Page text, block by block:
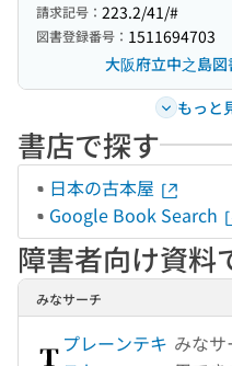
請求記号： 223.2/41/#
図書登録番号： 1511694703
大阪府立中之島
もっと
書店で探す
日本の古本屋
Google Book Search
障害者向け資料
みなサーチ
プレーンテキ みな